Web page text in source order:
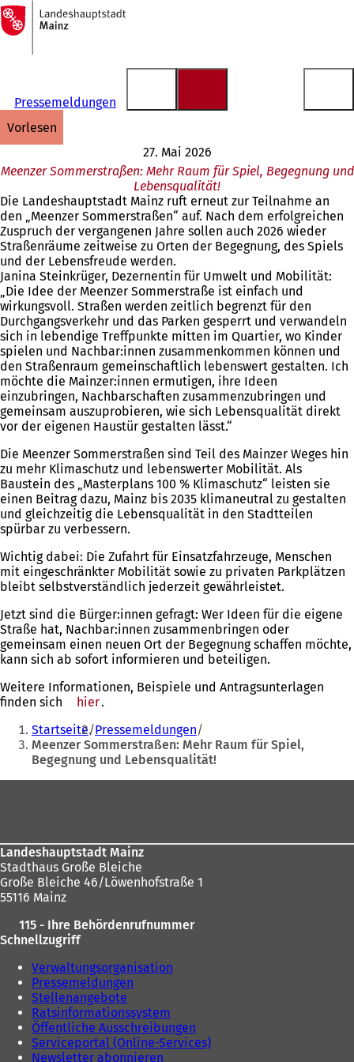
Inhalt anspringen
Zur
Startseite
Pressemeldungen
vorlesen
27. Mai 2026
Meenzer Sommerstraßen: Mehr Raum für Spiel, Begegnung und
Lebensqualität!
Die Landeshauptstadt Mainz ruft erneut zur Teilnahme an
den „Meenzer Sommerstraßen“ auf. Nach dem erfolgreichen
Zuspruch der vergangenen Jahre sollen auch 2026 wieder
Straßenräume zeitweise zu Orten der Begegnung, des Spiels
und der Lebensfreude werden.
Janina Steinkrüger, Dezernentin für Umwelt und Mobilität:
„Die Idee der Meenzer Sommerstraße ist einfach und
wirkungsvoll. Straßen werden zeitlich begrenzt für den
Durchgangsverkehr und das Parken gesperrt und verwandeln
sich in lebendige Treffpunkte mitten im Quartier, wo Kinder
spielen und Nachbar:innen zusammenkommen können und
den Straßenraum gemeinschaftlich lebenswert gestalten. Ich
möchte die Mainzer:innen ermutigen, ihre Ideen
einzubringen, Nachbarschaften zusammenzubringen und
gemeinsam auszuprobieren, wie sich Lebensqualität direkt
vor der eigenen Haustür gestalten lässt.“
Die Meenzer Sommerstraßen sind Teil des Mainzer Weges hin
zu mehr Klimaschutz und lebenswerter Mobilität. Als
Baustein des „Masterplans 100 % Klimaschutz“ leisten sie
einen Beitrag dazu, Mainz bis 2035 klimaneutral zu gestalten
und gleichzeitig die Lebensqualität in den Stadtteilen
spürbar zu verbessern.
Wichtig dabei: Die Zufahrt für Einsatzfahrzeuge, Menschen
mit eingeschränkter Mobilität sowie zu privaten Parkplätzen
bleibt selbstverständlich jederzeit gewährleistet.
Jetzt sind die Bürger:innen gefragt: Wer Ideen für die eigene
Straße hat, Nachbar:innen zusammenbringen oder
gemeinsam einen neuen Ort der Begegnung schaffen möchte,
kann sich ab sofort informieren und beteiligen.
Weitere Informationen, Beispiele und Antragsunterlagen
finden sich
hier.
Sie
befinden
sich
hier:
Startseite Pressemeldungen
Meenzer Sommerstraßen: Mehr Raum für Spiel,
Begegnung und Lebensqualität!
Landeshauptstadt Mainz
Stadthaus Große Bleiche
Große Bleiche 46/Löwenhofstraße 1
55116 Mainz
115 - Ihre Behördenrufnummer
Schnellzugriff
Verwaltungsorganisation
Pressemeldungen
Stellenangebote
Ratsinformationssystem
Öffentliche Ausschreibungen
Serviceportal (Online-Services)
Newsletter abonnieren